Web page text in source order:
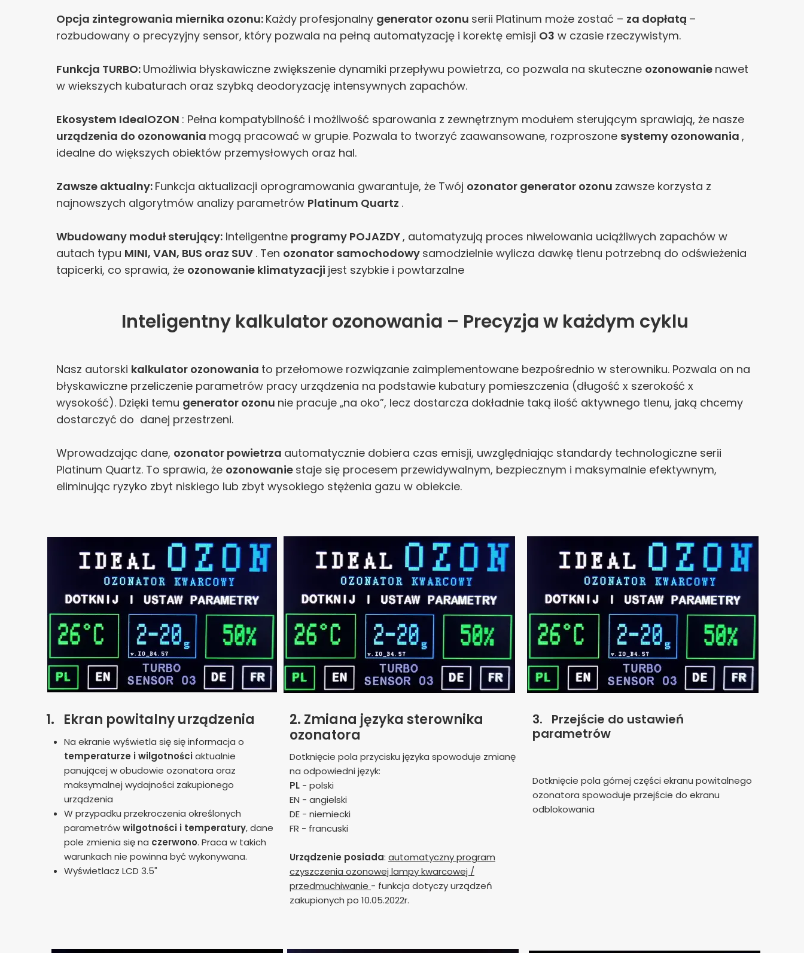
Opcja zintegrowania miernika ozonu: Każdy profesjonalny generator ozonu serii Platinum może zostać – za dopłatą –
rozbudowany o precyzyjny sensor, który pozwala na pełną automatyzację i korektę emisji O3 w czasie rzeczywistym.
Funkcja TURBO: Umożliwia błyskawiczne zwiększenie dynamiki przepływu powietrza, co pozwala na skuteczne ozonowanie nawet
w wiekszych kubaturach oraz szybką deodoryzację intensywnych zapachów.
Ekosystem IdealOZON : Pełna kompatybilność i możliwość sparowania z zewnętrznym modułem sterującym sprawiają, że nasze
urządzenia do ozonowania mogą pracować w grupie. Pozwala to tworzyć zaawansowane, rozproszone systemy ozonowania ,
idealne do większych obiektów przemysłowych oraz hal.
Zawsze aktualny: Funkcja aktualizacji oprogramowania gwarantuje, że Twój ozonator generator ozonu zawsze korzysta z
najnowszych algorytmów analizy parametrów Platinum Quartz .
Wbudowany moduł sterujący: Inteligentne programy POJAZDY, automatyzują proces niwelowania uciążliwych zapachów w
autach typu MINI, VAN, BUS oraz SUV . Ten ozonator samochodowy samodzielnie wylicza dawkę tlenu potrzebną do odświeżenia
tapicerki, co sprawia, że ozonowanie klimatyzacji jest szybkie i powtarzalne
Inteligentny kalkulator ozonowania – Precyzja w każdym cyklu
Nasz autorski kalkulator ozonowania to przełomowe rozwiązanie zaimplementowane bezpośrednio w sterowniku. Pozwala on na
błyskawiczne przeliczenie parametrów pracy urządzenia na podstawie kubatury pomieszczenia (długość x szerokość x
wysokość). Dzięki temu generator ozonu nie pracuje „na oko”, lecz dostarcza dokładnie taką ilość aktywnego tlenu, jaką chcemy
dostarczyć do danej przestrzeni.
Wprowadzając dane, ozonator powietrza automatycznie dobiera czas emisji, uwzględniając standardy technologiczne serii
Platinum Quartz. To sprawia, że ozonowanie staje się procesem przewidywalnym, bezpiecznym i maksymalnie efektywnym,
eliminując ryzyko zbyt niskiego lub zbyt wysokiego stężenia gazu w obiekcie.
1. Ekran powitalny urządzenia
Na ekranie wyświetla się się informacja o
temperaturze i wilgotnościaktualnie
panującej w obudowie ozonatora oraz
maksymalnej wydajności zakupionego
urządzenia
W przypadku przekroczenia określonych
parametrówwilgotności i temperatury, dane
pole zmienia się na czerwono. Praca w takich
warunkach nie powinna być wykonywana.
Wyświetlacz LCD 3.5"
2. Zmiana języka sterownika
ozonatora
Dotknięcie pola przycisku języka spowoduje zmianę
na odpowiedni język:
PL - polski
EN - angielski
DE - niemiecki
FR - francuski
Urządzenie posiada: automatyczny program
czyszczenia ozonowej lampy kwarcowej /
przedmuchiwanie - funkcja dotyczy urządzeń
zakupionych po 10.05.2022r.
3. Przejście do ustawień
parametrów
Dotknięcie pola górnej części ekranu powitalnego
ozonatora spowoduje przejście do ekranu
odblokowania